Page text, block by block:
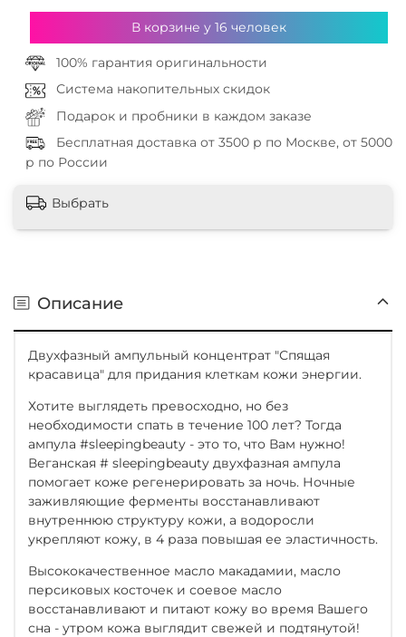
В корзине у 16 человек
100% гарантия оригинальности
Система накопительных скидок
Подарок и пробники в каждом заказе
Бесплатная доставка от 3500 р по Москве, от 5000
р по России
Выбрать
Описание
Двухфазный ампульный концентрат "Спящая
красавица" для придания клеткам кожи энергии.
Хотите выглядеть превосходно, но без
необходимости спать в течение 100 лет? Тогда
ампула #sleepingbeauty - это то, что Вам нужно!
Веганская # sleepingbeauty двухфазная ампула
помогает коже регенерировать за ночь. Ночные
заживляющие ферменты восстанавливают
внутреннюю структуру кожи, а водоросли
укрепляют кожу, в 4 раза повышая ее эластичность.
Высококачественное масло макадамии, масло
персиковых косточек и соевое масло
восстанавливают и питают кожу во время Вашего
сна - утром кожа выглядит свежей и подтянутой!